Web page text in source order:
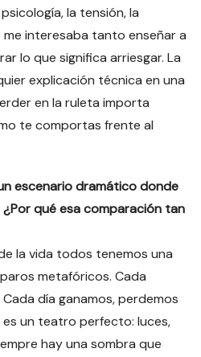
la tensión, la
interesaba tanto enseñar a
lo que significa arriesgar. La
explicación técnica en una
en la ruleta importa
te comportas frente al
escenario dramático donde
qué esa comparación tan
la vida todos tenemos una
metafóricos. Cada
día ganamos, perdemos
es un teatro perfecto: luces,
hay una sombra que